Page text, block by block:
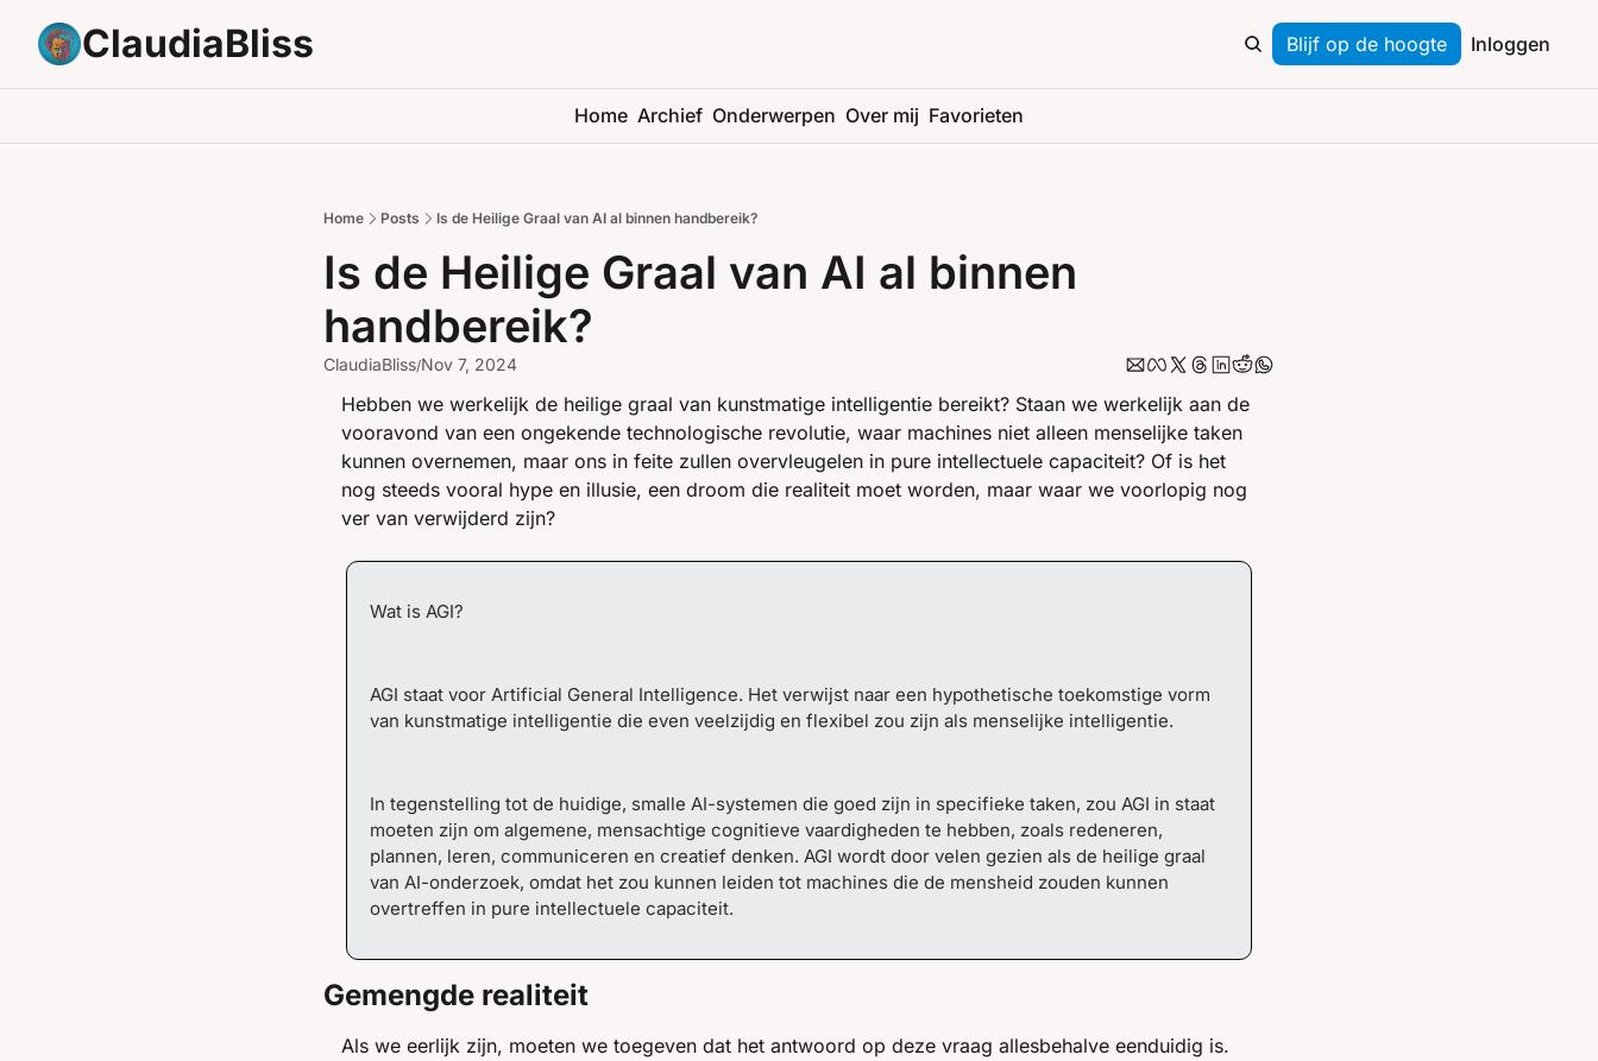
ClaudiaBliss Blijf op de hoogte Inloggen
Home Archief Onderwerpen Over mij Favorieten
Home Posts Is de Heilige Graal van AI al binnen handbereik?
Is de Heilige Graal van AI al binnen
handbereik?
ClaudiaBliss/Nov 7, 2024
Hebben we werkelijk de heilige graal van kunstmatige intelligentie bereikt? Staan we werkelijk aan de
vooravond van een ongekende technologische revolutie, waar machines niet alleen menselijke taken
kunnen overnemen, maar ons in feite zullen overvleugelen in pure intellectuele capaciteit? Of is het
nog steeds vooral hype en illusie, een droom die realiteit moet worden, maar waar we voorlopig nog
ver van verwijderd zijn?
Wat is AGI?
AGI staat voor Artificial General Intelligence. Het verwijst naar een hypothetische toekomstige vorm
van kunstmatige intelligentie die even veelzijdig en flexibel zou zijn als menselijke intelligentie.
In tegenstelling tot de huidige, smalle AI-systemen die goed zijn in specifieke taken, zou AGI in staat
moeten zijn om algemene, mensachtige cognitieve vaardigheden te hebben, zoals redeneren,
plannen, leren, communiceren en creatief denken. AGI wordt door velen gezien als de heilige graal
van AI-onderzoek, omdat het zou kunnen leiden tot machines die de mensheid zouden kunnen
overtreffen in pure intellectuele capaciteit.
Gemengde realiteit
Als we eerlijk zijn, moeten we toegeven dat het antwoord op deze vraag allesbehalve eenduidig is.